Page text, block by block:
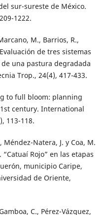
sur-sureste de México.
1222.
M., Barrios, R.,
de tres sistemas
una pastura degradada
Trop., 24(4), 417-433.
to full bloom: planning
century. International
113-118.
Méndez-Natera, J. y Coa, M.
Rojo” en las etapas
municipio Caripe,
de Oriente,
C., Pérez-Vázquez,